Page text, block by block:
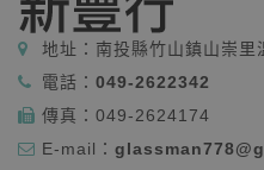
地址： 南投縣竹山鎮山崇
電話： 049-2622342
傳真： 049-2624174
E-mail：